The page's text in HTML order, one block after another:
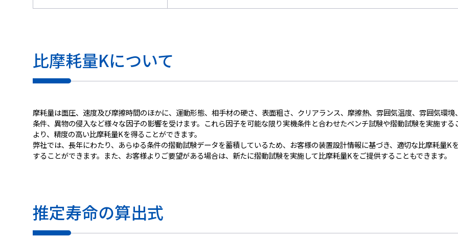
比摩耗量Kについて
摩耗量は面圧、速度及び摩擦時間のほかに、運動形態、相手材の硬さ、表面粗さ、クリアランス、摩擦熱、雰囲気温度、雰囲気環境
条件、異物の侵入など様々な因子の影響を受けます。これら因子を可能な限り実機条件と合わせたベンチ試験や摺動試験を実施する
より、精度の高い比摩耗量Kを得ることができます。
弊社では、長年にわたり、あらゆる条件の摺動試験データを蓄積しているため、お客様の装置設計情報に基づき、適切な比摩耗量K
することができます。また、お客様よりご要望がある場合は、新たに摺動試験を実施して比摩耗量Kをご提供することもできます。
推定寿命の算出式